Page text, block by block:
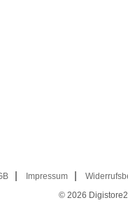
Impressum
© 2026